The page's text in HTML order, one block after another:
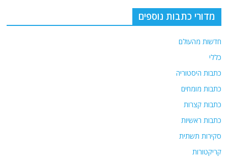
p
o מדורי כתבות נוספים
חדשות מהעולם
כללי
כתבות היסטוריה
כתבות מומחים
כתבות קצרות
כתבות ראשיות
סקירות תשתית
קריקטורות